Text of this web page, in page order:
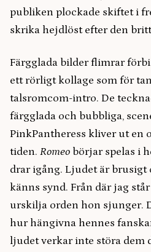
publiken plockade skiftet i
skrika hejdlöst efter den
Färgglada bilder flimrar
ett rörligt kollage som för
talsromcom-intro. De
färgglada och bubbliga,
PinkPantheress kliver ut en
tiden. Romeo börjar spelas i
drar igång. Ljudet är
känns synd. Från där jag
urskilja orden hon sjunger.
hur hängivna hennes
ljudet verkar inte störa dem